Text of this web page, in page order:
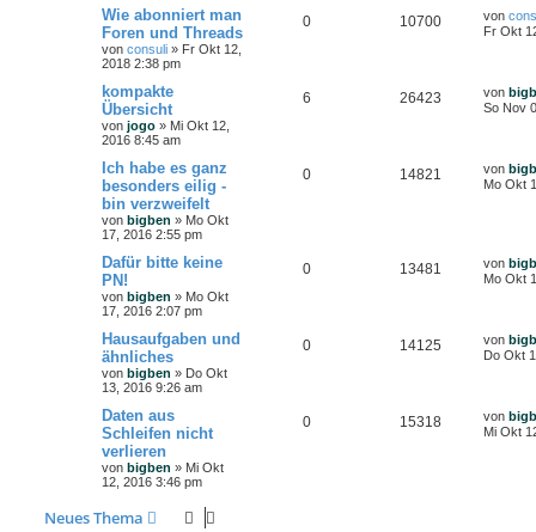
Wie abonniert man
Foren und Threads
von consuli » Fr Okt 12,
2018 2:38 pm
0 10700 von
Fr Okt
kompakte
Übersicht
von jogo » Mi Okt 12,
2016 8:45 am
6 26423 von
So Nov
Ich habe es ganz
besonders eilig -
bin verzweifelt
von bigben » Mo Okt
17, 2016 2:55 pm
0 14821 von
Mo Okt
Dafür bitte keine
PN!
von bigben » Mo Okt
17, 2016 2:07 pm
0 13481 von
Mo Okt
Hausaufgaben und
ähnliches
von bigben » Do Okt
13, 2016 9:26 am
0 14125 von
Do Okt
Daten aus
Schleifen nicht
verlieren
von bigben » Mi Okt
12, 2016 3:46 pm
0 15318 von
Mi Okt
Neues Thema